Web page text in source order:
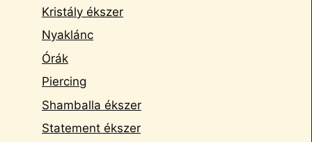
Kristály ékszer
Nyaklánc
Órák
Piercing
Shamballa ékszer
Statement ékszer